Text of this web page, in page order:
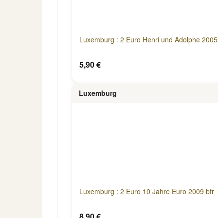
Luxemburg : 2 Euro Henri und Adolphe
5,90 €
Luxemburg
Luxemburg : 2 Euro 10 Jahre Euro 2009 bfr